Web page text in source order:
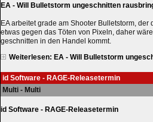
EA - Will Bulletstorm ungeschnitten
EA arbeitet grade am Shooter Bulletstorm,
etwas gegen das Töten von Pixeln, daher
geschnitten in den Handel kommt.
Weiterlesen: EA - Will Bulletstorm
id Software - RAGE-Releasetermin
Multi - Multi
id Software - RAGE-Releasetermin